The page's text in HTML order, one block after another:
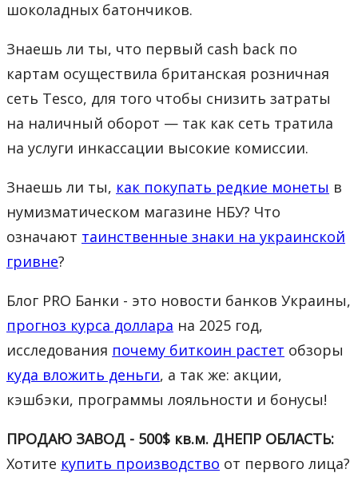
шоколадных батончиков.
Знаешь ли ты, что первый cash back по
картам осуществила британская розничная
сеть Tesco, для того чтобы снизить затраты
на наличный оборот — так как сеть тратила
на услуги инкассации высокие комиссии.
Знаешь ли ты, как покупать редкие монеты в
нумизматическом магазине НБУ? Что
означают таинственные знаки на украинской
гривне?
Блог PRO Банки - это новости банков Украины,
прогноз курса доллара на 2025 год,
исследования почему биткоин растет обзоры
куда вложить деньги, а так же: акции,
кэшбэки, программы лояльности и бонусы!
ПРОДАЮ ЗАВОД - 500$ кв.м. ДНЕПР ОБЛАСТЬ:
Хотите купить производство от первого лица?